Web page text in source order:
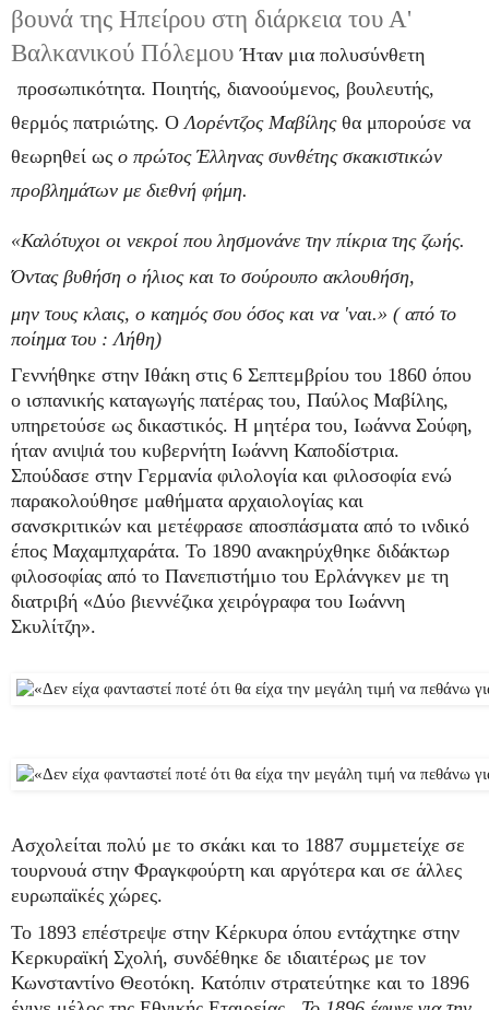
βουνά της Ηπείρου στη διάρκεια του Α'
Βαλκανικού ΠόλεμουΉταν μια πολυσύνθετη
προσωπικότητα. Ποιητής, διανοούμενος, βουλευτής,
θερμός πατριώτης. Ο Λορέντζος Μαβίλης θα μπορούσε να
θεωρηθεί ως ο πρώτος Έλληνας συνθέτης σκακιστικών
προβλημάτων με διεθνή φήμη.
«Καλότυχοι οι νεκροί που λησμονάνε την πίκρια της ζωής.
Όντας βυθήση ο ήλιος και το σούρουπο ακλουθήση,
μην τους κλαις, ο καημός σου όσος και να 'ναι.» ( από το
ποίημα του : Λήθη)
Γεννήθηκε στην Ιθάκη στις 6 Σεπτεμβρίου του 1860 όπου
ο ισπανικής καταγωγής πατέρας του, Παύλος Μαβίλης,
υπηρετούσε ως δικαστικός. Η μητέρα του, Ιωάννα Σούφη,
ήταν ανιψιά του κυβερνήτη Ιωάννη Καποδίστρια.
Σπούδασε στην Γερμανία φιλολογία και φιλοσοφία ενώ
παρακολούθησε μαθήματα αρχαιολογίας και
σανσκριτικών και μετέφρασε αποσπάσματα από το ινδικό
έπος Μαχαμπχαράτα. Το 1890 ανακηρύχθηκε διδάκτωρ
φιλοσοφίας από το Πανεπιστήμιο του Ερλάνγκεν με τη
διατριβή «Δύο βιεννέζικα χειρόγραφα του Ιωάννη
Σκυλίτζη».
Ασχολείται πολύ με το σκάκι και το 1887 συμμετείχε σε
τουρνουά στην Φραγκφούρτη και αργότερα και σε άλλες
ευρωπαϊκές χώρες.
Το 1893 επέστρεψε στην Κέρκυρα όπου εντάχτηκε στην
Κερκυραϊκή Σχολή, συνδέθηκε δε ιδιαιτέρως με τον
Κωνσταντίνο Θεοτόκη. Κατόπιν στρατεύτηκε και το 1896